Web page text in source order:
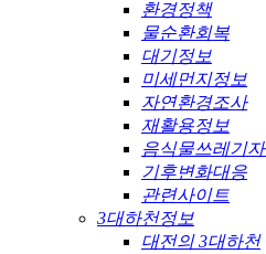
환경정책
물순환회복
대기정보
미세먼지정보
자연환경조사
재활용정보
음식물쓰레기
기후변화대응
관련사이트
3대하천정보
대전의 3대하천